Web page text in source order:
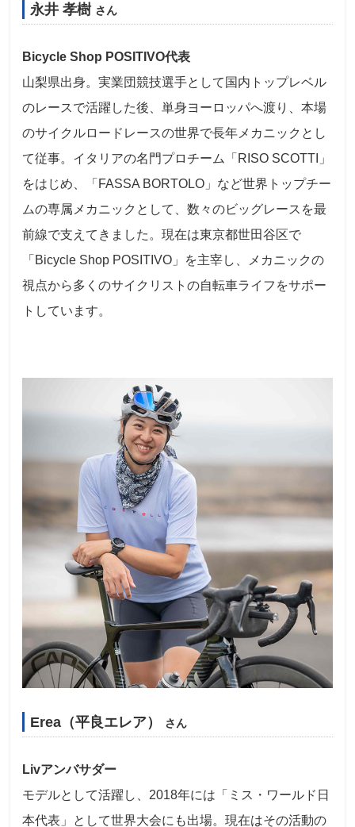
永井 孝樹 さん
Bicycle Shop POSITIVO代表
山梨県出身。実業団競技選手として国内トップレベル
のレースで活躍した後、単身ヨーロッパへ渡り、本場
のサイクルロードレースの世界で長年メカニックとし
て従事。イタリアの名門プロチーム「RISO SCOTTI」
をはじめ、「FASSA BORTOLO」など世界トップチー
ムの専属メカニックとして、数々のビッグレースを最
前線で支えてきました。現在は東京都世田谷区で
「Bicycle Shop POSITIVO」を主宰し、メカニックの
視点から多くのサイクリストの自転車ライフをサポー
トしています。
Erea（平良エレア） さん
Livアンバサダー
モデルとして活躍し、2018年には「ミス・ワールド日
本代表」として世界大会にも出場。現在はその活動の